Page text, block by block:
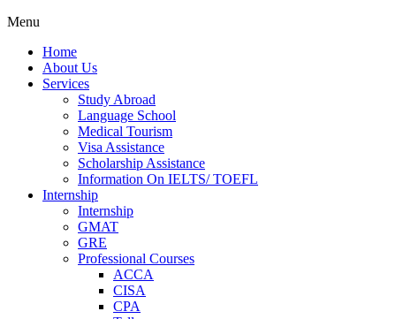
Menu
Home
About Us
Services
Study Abroad
Language School
Medical Tourism
Visa Assistance
Scholarship Assistance
Information On IELTS/ TOEFL
Internship
Internship
GMAT
GRE
Professional Courses
ACCA
CISA
CPA